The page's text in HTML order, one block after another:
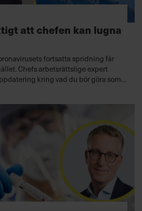
att chefen kan lugna
fortsatta spridning får
Chefs arbetsrättslige expert
kring vad du bör göra som